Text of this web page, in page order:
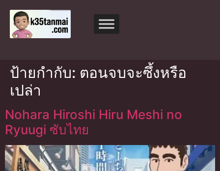
ป้ายกำกับ: ตอนจบจะซึ้งหรือ
เปล่า
Nohara Hiroshi Hiru Meshi no
Ryuugi ซับไทย